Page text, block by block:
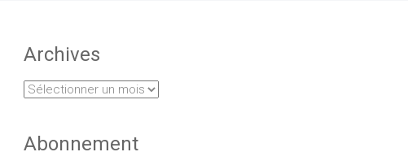
Archives
Archives
Abonnement